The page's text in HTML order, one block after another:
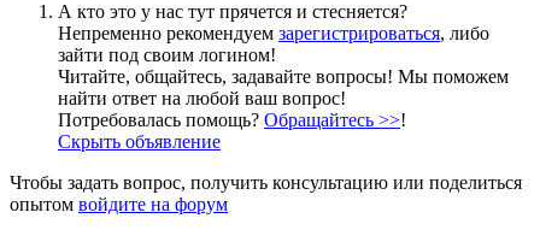
А кто это у нас тут прячется и стесняется?
Непременно рекомендуем зарегистрироваться, либо
зайти под своим логином!
Читайте, общайтесь, задавайте вопросы! Мы поможем
найти ответ на любой ваш вопрос!
Потребовалась помощь? Обращайтесь >>!
Скрыть объявление
Чтобы задать вопрос, получить консультацию или поделиться
опытом войдите на форум